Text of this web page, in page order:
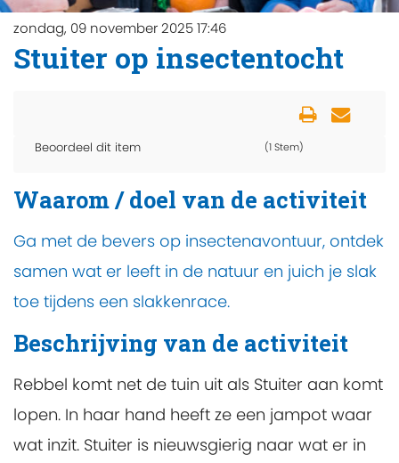
zondag, 09 november 2025 17:46
Stuiter op insectentocht
Beoordeel dit item (1 Stem)
Waarom / doel van de activiteit
Ga met de bevers op insectenavontuur, ontdek
samen wat er leeft in de natuur en juich je slak
toe tijdens een slakkenrace.
Beschrijving van de activiteit
Rebbel komt net de tuin uit als Stuiter aan komt
lopen. In haar hand heeft ze een jampot waar
wat inzit. Stuiter is nieuwsgierig naar wat er in